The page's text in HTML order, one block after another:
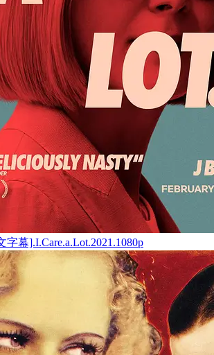
幕].I.Care.a.Lot.2021.1080p